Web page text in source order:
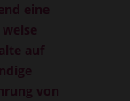
eine
auf
von